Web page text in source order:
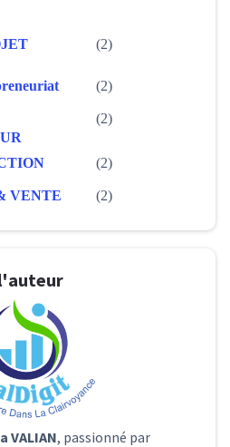
(2)
(2)
(2)
(2)
VENTE (2)
VALIAN, passionné par